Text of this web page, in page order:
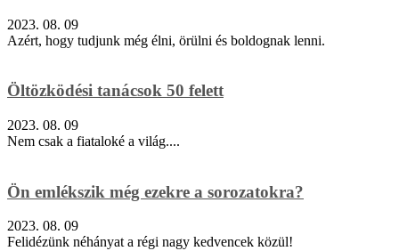
2023. 08. 09
Azért, hogy tudjunk még élni, örülni és boldognak lenni.
Öltözködési tanácsok 50 felett
2023. 08. 09
Nem csak a fiataloké a világ....
Ön emlékszik még ezekre a sorozatokra?
2023. 08. 09
Felidézünk néhányat a régi nagy kedvencek közül!